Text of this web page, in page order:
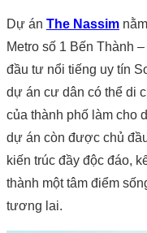
Dự án The Nassim
Metro số 1 Bến Thành
đầu tư nổi tiếng uy tín
dự án cư dân có thể di
của thành phố làm cho
dự án còn được chủ
kiến trúc đầy độc đáo,
thành một tâm điểm
tương lai.